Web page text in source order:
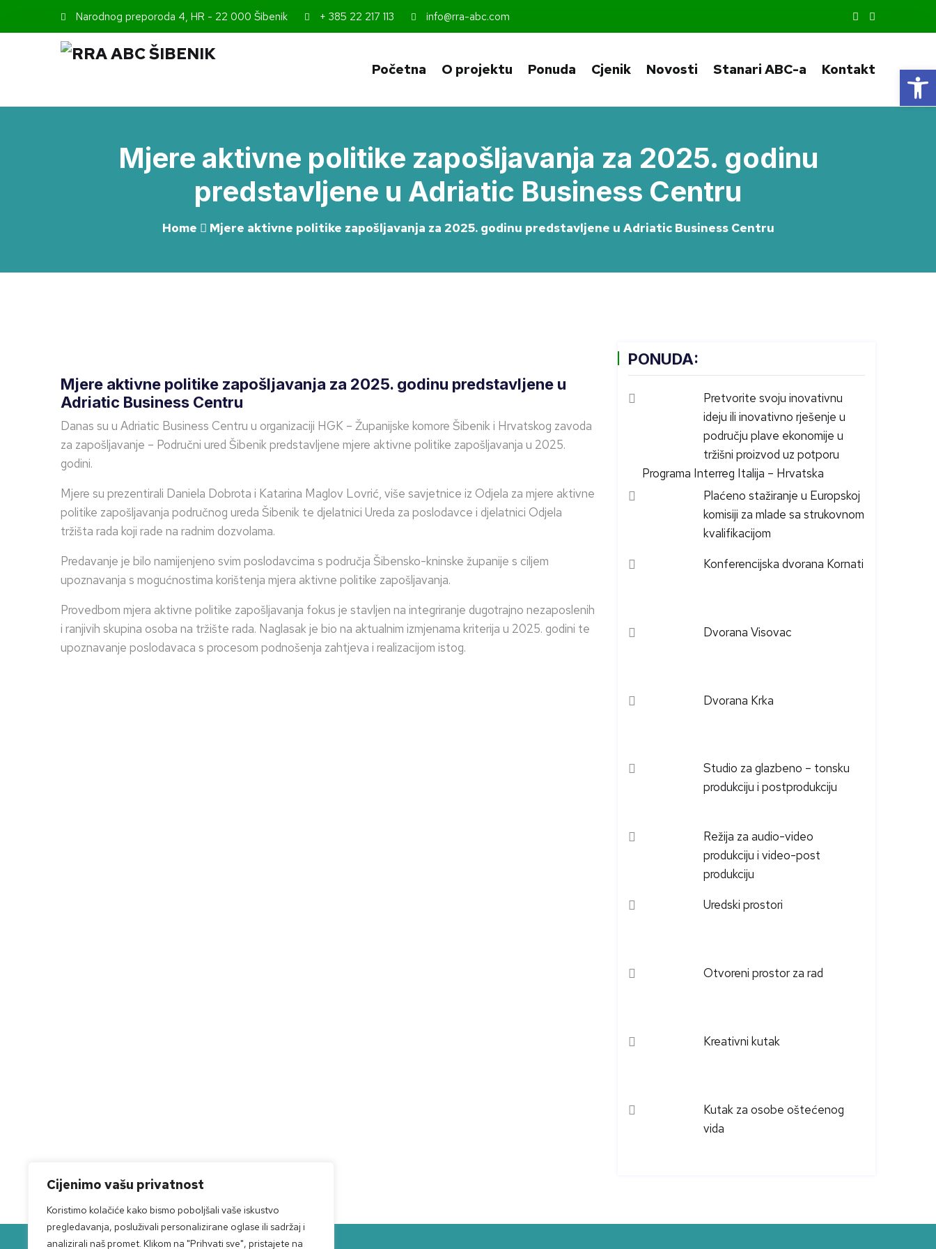
Cijenimo vašu privatnost
Koristimo kolačiće kako bismo poboljšali vaše iskustvo
pregledavanja, posluživali personalizirane oglase ili sadržaj i
analizirali naš promet. Klikom na "Prihvati sve", pristajete na
Narodnog preporoda 4, HR - 22 000 Šibenik + 385 22 217 113 info@rra-abc.com
Početna O projektu Ponuda Cjenik Novosti Stanari ABC-a Kontakt
Mjere aktivne politike zapošljavanja za 2025. godinu
predstavljene u Adriatic Business Centru
Home Mjere aktivne politike zapošljavanja za 2025. godinu predstavljene u Adriatic Business Centru
Mjere aktivne politike zapošljavanja za 2025. godinu predstavljene u
Adriatic Business Centru
Danas su u Adriatic Business Centru u organizaciji HGK – Županijske komore Šibenik i Hrvatskog zavoda
za zapošljavanje – Područni ured Šibenik predstavljene mjere aktivne politike zapošljavanja u 2025.
godini.
Mjere su prezentirali Daniela Dobrota i Katarina Maglov Lovrić, više savjetnice iz Odjela za mjere aktivne
politike zapošljavanja područnog ureda Šibenik te djelatnici Ureda za poslodavce i djelatnici Odjela
tržišta rada koji rade na radnim dozvolama.
Predavanje je bilo namijenjeno svim poslodavcima s područja Šibensko-kninske županije s ciljem
upoznavanja s mogućnostima korištenja mjera aktivne politike zapošljavanja.
Provedbom mjera aktivne politike zapošljavanja fokus je stavljen na integriranje dugotrajno nezaposlenih
i ranjivih skupina osoba na tržište rada. Naglasak je bio na aktualnim izmjenama kriterija u 2025. godini te
upoznavanje poslodavaca s procesom podnošenja zahtjeva i realizacijom istog.
PONUDA:
Pretvorite svoju inovativnu
ideju ili inovativno rješenje u
području plave ekonomije u
tržišni proizvod uz potporu
Programa Interreg Italija – Hrvatska
Plaćeno stažiranje u Europskoj
komisiji za mlade sa strukovnom
kvalifikacijom
Konferencijska dvorana Kornati
Dvorana Visovac
Dvorana Krka
Studio za glazbeno – tonsku
produkciju i postprodukciju
Režija za audio-video
produkciju i video-post
produkciju
Uredski prostori
Otvoreni prostor za rad
Kreativni kutak
Kutak za osobe oštećenog
vida